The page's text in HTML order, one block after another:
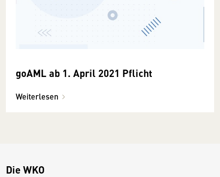
goAML ab 1. April 2021 Pflicht
Weiterlesen
Die WKO